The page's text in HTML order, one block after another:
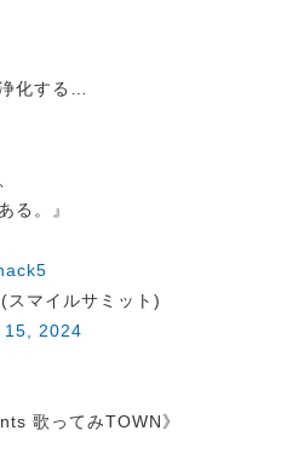
化する…
る。』
マイルサミット)
15, 2024
歌ってみTOWN》